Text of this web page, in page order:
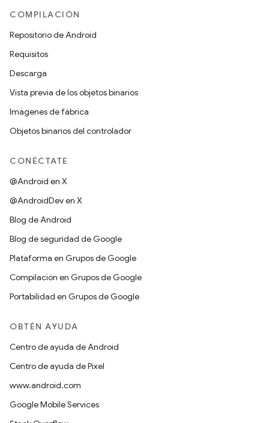
COMPILACIÓN
Repositorio de Android
Requisitos
Descarga
Vista previa de los objetos binarios
Imágenes de fábrica
Objetos binarios del controlador
CONÉCTATE
@Android en X
@AndroidDev en X
Blog de Android
Blog de seguridad de Google
Plataforma en Grupos de Google
Compilación en Grupos de Google
Portabilidad en Grupos de Google
OBTÉN AYUDA
Centro de ayuda de Android
Centro de ayuda de Pixel
www.android.com
Google Mobile Services